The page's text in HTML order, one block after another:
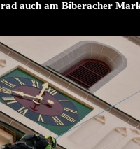
auch am Biberacher